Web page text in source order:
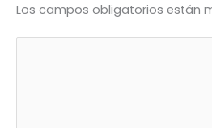
Los campos obligatorios están